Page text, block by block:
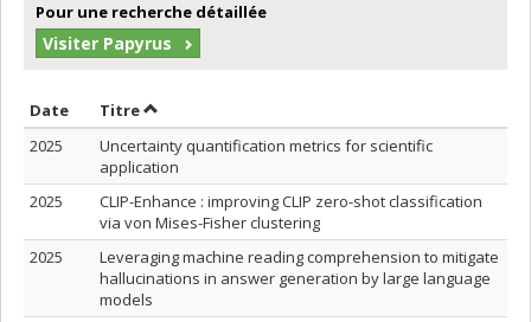
Pour une recherche détaillée
Visiter Papyrus
Date Trier par date en ordre croissant
TitreTrier par titre en ordre croissant
2025
Uncertainty quantification metrics for scientific
application
2025
CLIP-Enhance : improving CLIP zero-shot classification
via von Mises-Fisher clustering
2025
Leveraging machine reading comprehension to mitigate
hallucinations in answer generation by large language
models